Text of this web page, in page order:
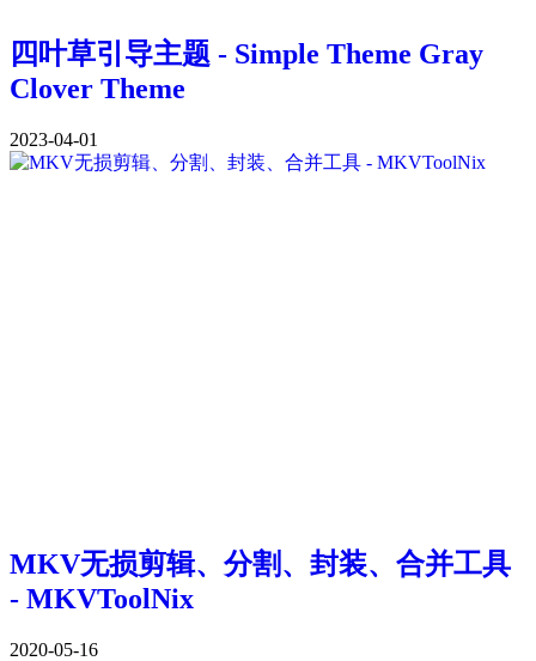
四叶草引导主题 - Simple Theme Gray
Clover Theme
2023-04-01
MKV无损剪辑、分割、封装、合并工具
- MKVToolNix
2020-05-16